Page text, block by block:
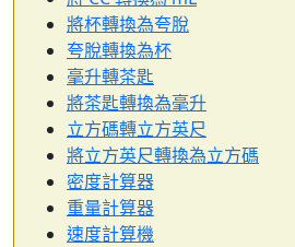
將杯轉換為夸脫
夸脫轉換為杯
毫升轉茶匙
將茶匙轉換為毫升
立方碼轉立方英尺
將立方英尺轉換為立方碼
密度計算器
重量計算器
速度計算機